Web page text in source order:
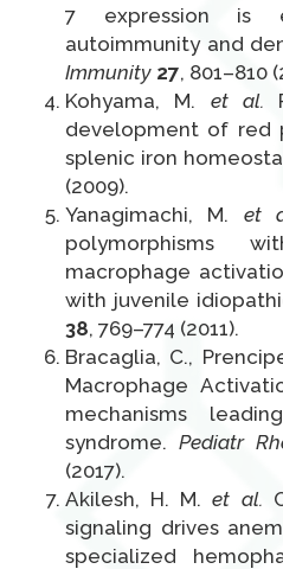
7 expression is
autoimmunity and
Immunity 27, 801–810
Kohyama, M. et al.
development of red
splenic iron
(2009).
Yanagimachi, M. et
polymorphisms
macrophage
with juvenile
38, 769–774 (2011).
Bracaglia, C.,
Macrophage
mechanisms
syndrome.Pediatr
(2017).
Akilesh, H. M.et al.
signaling drives
specialized